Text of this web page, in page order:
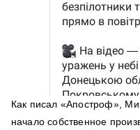
Как писал «Апостроф»,
начало собственное